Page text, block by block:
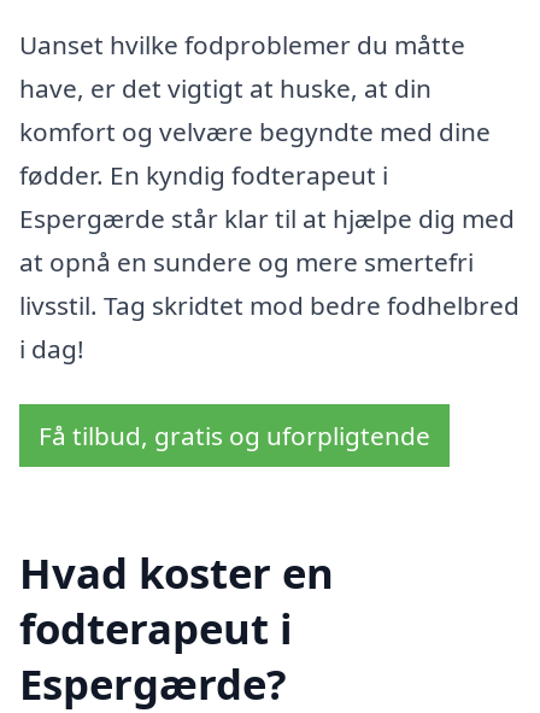
Uanset hvilke fodproblemer du måtte
have, er det vigtigt at huske, at din
komfort og velvære begyndte med dine
fødder. En kyndig fodterapeut i
Espergærde står klar til at hjælpe dig med
at opnå en sundere og mere smertefri
livsstil. Tag skridtet mod bedre fodhelbred
i dag!
Få tilbud, gratis og uforpligtende
Hvad koster en
fodterapeut i
Espergærde?